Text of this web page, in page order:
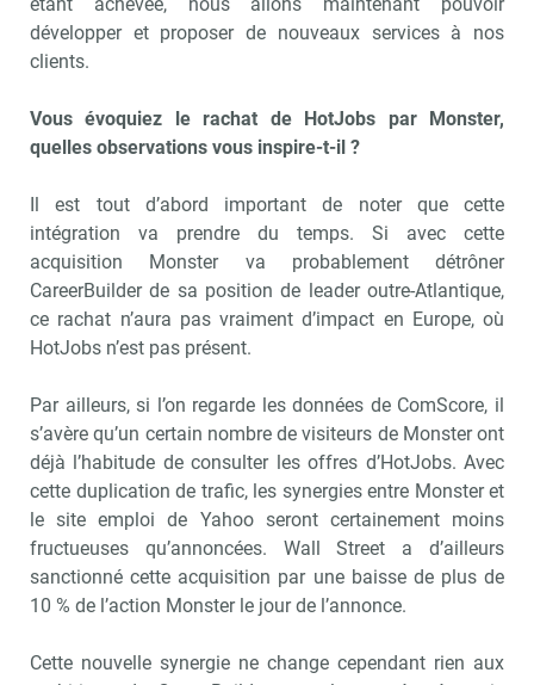
développer et proposer de nouveaux services à nos
clients.
Vous évoquiez le rachat de HotJobs par Monster,
quelles observations vous inspire-t-il ?
Il est tout d’abord important de noter que cette
intégration va prendre du temps. Si avec cette
acquisition Monster va probablement détrôner
CareerBuilder de sa position de leader outre-Atlantique,
ce rachat n’aura pas vraiment d’impact en Europe, où
HotJobs n’est pas présent.
Par ailleurs, si l’on regarde les données de ComScore, il
s’avère qu’un certain nombre de visiteurs de Monster ont
déjà l’habitude de consulter les offres d’HotJobs. Avec
cette duplication de trafic, les synergies entre Monster et
le site emploi de Yahoo seront certainement moins
fructueuses qu’annoncées. Wall Street a d’ailleurs
sanctionné cette acquisition par une baisse de plus de
10 % de l’action Monster le jour de l’annonce.
Cette nouvelle synergie ne change cependant rien aux